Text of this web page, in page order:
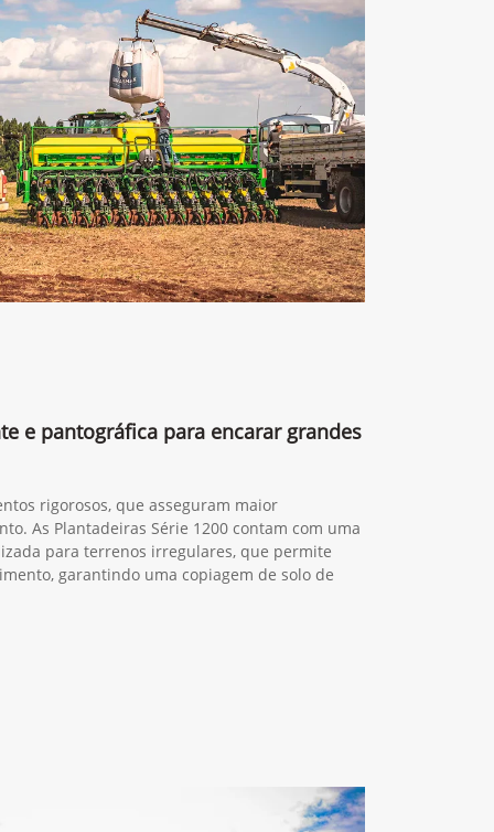
Preferência de contato:
Whatsapp Telefone Email
Li e aceito aPolítica de Termos de Uso e de
Privacidade.
Entrar em contato